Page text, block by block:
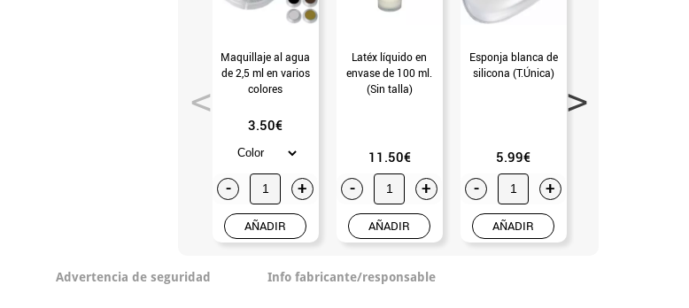
Maquillaje al agua
de 2,5 ml en varios
colores
3.50€
- +
AÑADIR
Latéx líquido en
envase de 100 ml.
(Sin talla)
11.50€
- +
AÑADIR
Esponja blanca de
silicona (T.Única)
5.99€
- +
AÑADIR
Advertencia de seguridad Info fabricante/responsable